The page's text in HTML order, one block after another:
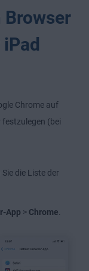
Browser
Chrome auf
(bei
die Liste der
App > Chrome